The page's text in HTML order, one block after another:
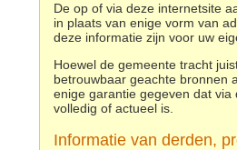
De op of via deze internetsite
in plaats van enige vorm van
deze informatie zijn voor uw
Hoewel de gemeente tracht
betrouwbaar geachte bronnen
enige garantie gegeven dat
volledig of actueel is.
Informatie van derden,